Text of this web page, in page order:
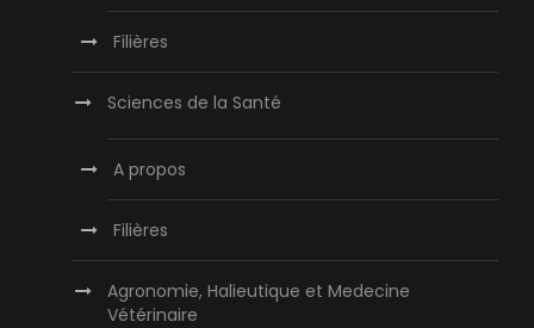
Filières
Sciences de la Santé
A propos
Filières
Agronomie, Halieutique et Medecine
Vétérinaire